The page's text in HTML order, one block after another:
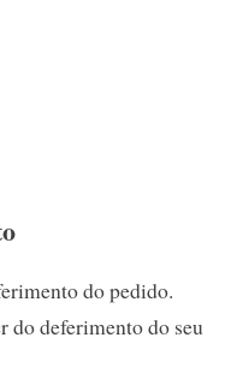
do pedido.
do deferimento do seu